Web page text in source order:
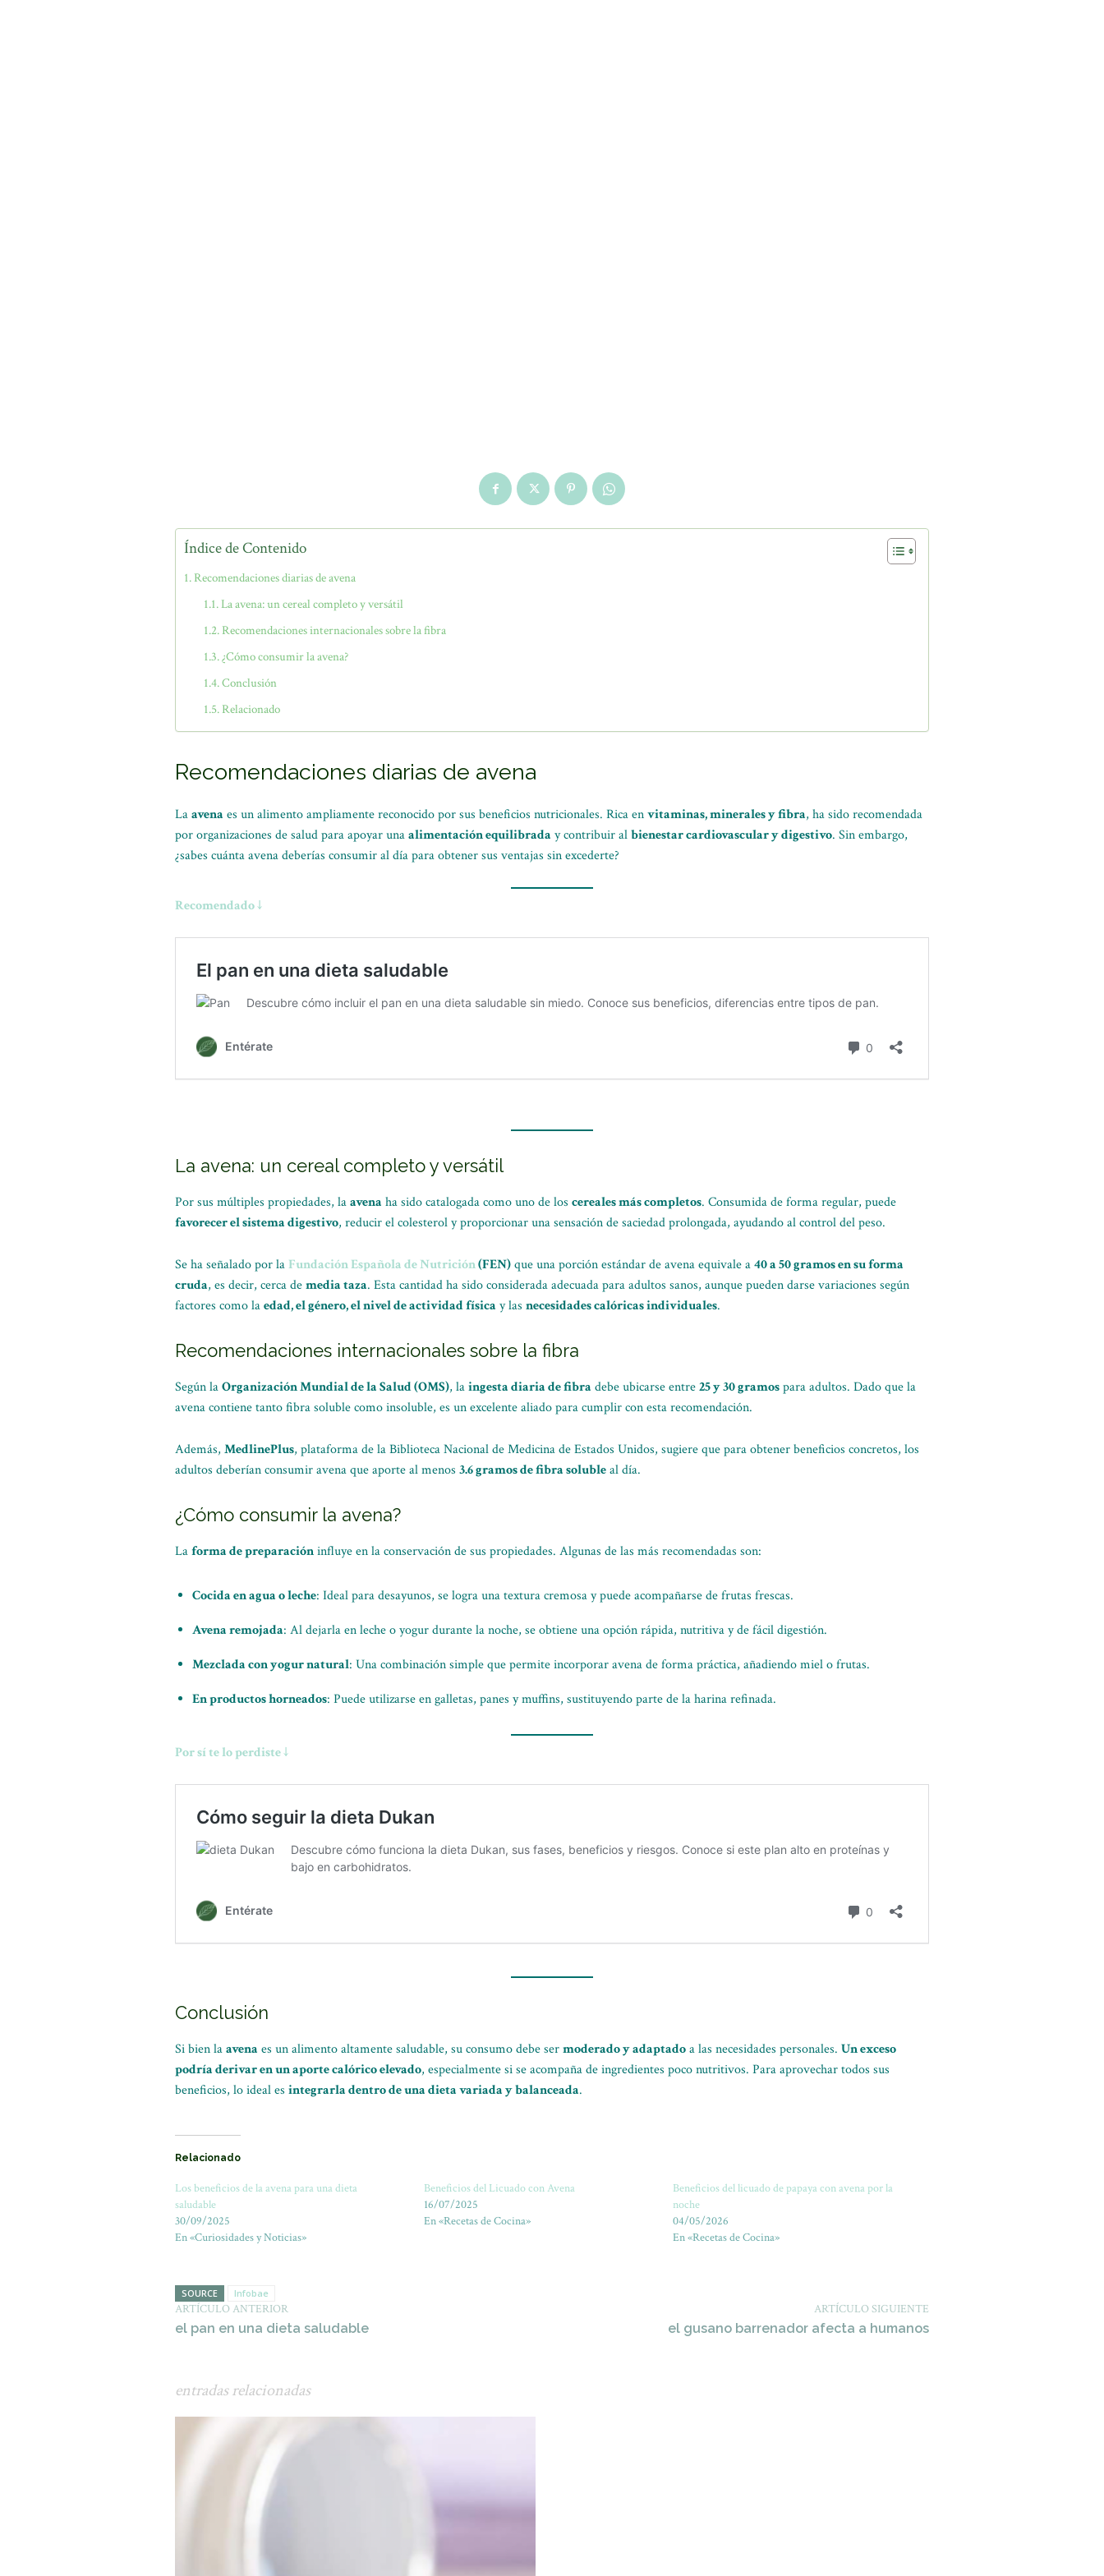
Índice de Contenido
Recomendaciones diarias de avena
La avena: un cereal completo y versátil
Recomendaciones internacionales sobre la fibra
¿Cómo consumir la avena?
Conclusión
Relacionado
Recomendaciones diarias de avena
Laavena es un alimento ampliamente reconocido por sus beneficios nutricionales. Rica envitaminas, minerales y fibra, ha sido recomendada
por organizaciones de salud para apoyar unaalimentación equilibrada y contribuir albienestar cardiovascular y digestivo. Sin embargo,
¿sabes cuánta avena deberías consumir al día para obtener sus ventajas sin excederte?
Recomendado ↓
La avena: un cereal completo y versátil
Por sus múltiples propiedades, laavena ha sido catalogada como uno de los cereales más completos. Consumida de forma regular, puede
favorecer el sistema digestivo, reducir el colesterol y proporcionar una sensación de saciedad prolongada, ayudando al control del peso.
Se ha señalado por laFundación Española de Nutrición(FEN)que una porción estándar de avena equivale a40 a 50 gramos en su forma
cruda, es decir, cerca demedia taza. Esta cantidad ha sido considerada adecuada para adultos sanos, aunque pueden darse variaciones según
factores como laedad, el género, el nivel de actividad física y las necesidades calóricas individuales.
Recomendaciones internacionales sobre la fibra
Según laOrganización Mundial de la Salud (OMS), laingesta diaria de fibra debe ubicarse entre25 y 30 gramospara adultos. Dado que la
avena contiene tanto fibra soluble como insoluble, es un excelente aliado para cumplir con esta recomendación.
Además, MedlinePlus, plataforma de la Biblioteca Nacional de Medicina de Estados Unidos, sugiere que para obtener beneficios concretos, los
adultos deberían consumir avena que aporte al menos 3.6 gramos de fibra solubleal día.
¿Cómo consumir la avena?
Laforma de preparacióninfluye en la conservación de sus propiedades. Algunas de las más recomendadas son:
Cocida en agua o leche: Ideal para desayunos, se logra una textura cremosa y puede acompañarse de frutas frescas.
Avena remojada: Al dejarla en leche o yogur durante la noche, se obtiene una opción rápida, nutritiva y de fácil digestión.
Mezclada con yogur natural: Una combinación simple que permite incorporar avena de forma práctica, añadiendo miel o frutas.
En productos horneados: Puede utilizarse en galletas, panes y muffins, sustituyendo parte de la harina refinada.
Por sí te lo perdiste ↓
Conclusión
Si bien laavena es un alimento altamente saludable, su consumo debe sermoderado y adaptadoa las necesidades personales. Un exceso
podría derivar en un aporte calórico elevado, especialmente si se acompaña de ingredientes poco nutritivos. Para aprovechar todos sus
beneficios, lo ideal es integrarla dentro de una dieta variada y balanceada.
Relacionado
Los beneficios de la avena para una dieta
saludable
30/09/2025
En «Curiosidades y Noticias»
Beneficios del Licuado con Avena
16/07/2025
En «Recetas de Cocina»
Beneficios del licuado de papaya con avena por la
noche
04/05/2026
En «Recetas de Cocina»
SOURCE Infobae
ARTÍCULO ANTERIOR
el pan en una dieta saludable
ARTÍCULO SIGUIENTE
el gusano barrenador afecta a humanos
entradas relacionadas